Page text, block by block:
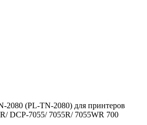
2080 (PL-TN-2080) для принтеров
DCP-7055/ 7055R/ 7055WR 700